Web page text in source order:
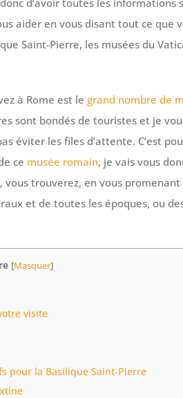
aider en vous disant tout ce que
Saint-Pierre, les musées du
à Rome est le grand nombre de
sont bondés de touristes et je
éviter les files d’attente. C’est
ce musée romain, je vais vous
trouverez, en vous promenant
et de toutes les époques, ou
[Masquer]
visite
pour la Basilique Saint-Pierre